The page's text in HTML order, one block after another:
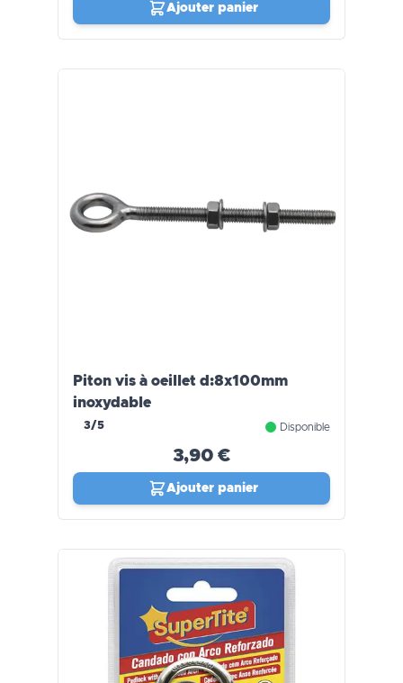
Ajouter panier
Piton vis à oeillet d:8x100mm
inoxydable
3/5 Disponible
3,90 €
Ajouter panier